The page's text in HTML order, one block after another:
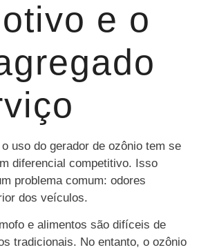
e o
uso do gerador de ozônio tem se
diferencial competitivo. Isso
problema comum: odores
dos veículos.
e alimentos são difíceis de
tradicionais. No entanto, o ozônio